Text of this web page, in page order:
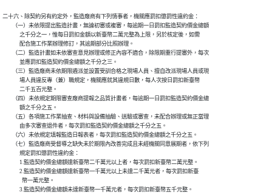
二十六、除契約另有約定外，監造廠商有下列情事者，機關應罰扣懲罰性違約金：
        （一）未依限提出監造計畫，無論初審或複審，每逾期一日罰扣監造契約價金總額
              之千分之一，惟每日罰扣金額以新臺幣二萬元整為上限，另於核定後，如需
              配合施工作業辦理修訂，其逾期部分比照辦理。
        （二）監造計畫如未依審查意見辦理或修正內容不適合，除限期重行提審外，每次
              並應罰扣監造契約價金總額之千分之三。
        （三）監造廠商未依期限遴派並設置受訓合格之現場人員、擅自改派現場人員或現
              場人員違反專（兼）職規定，機關應就其違規日數，每人次按日罰扣新臺幣
              二千五百元整。
        （四）未依規定期限審查廠商提報之品質計畫者，每逾期一日罰扣監造契約價金總
              額之千分之五。
        （五）各項施工作業抽查、材料與設備抽驗、送驗或審查，未配合辦理或無正當理
              由多次審查退件者，每次罰扣監造契約價金總額之千分之五。
        （六）未依規定填報監造日報表者，每次罰扣監造契約價金總額之千分之五。
        （七）監造廠商受督導之缺失未於期限內改善完成且未經機關同意展期者，依下列
              規定罰扣懲罰性違約金：
              1.監造契約價金總額達新臺幣二千萬元以上者，每次罰扣新臺幣二萬元整。
              2.監造契約價金總額達新臺幣一千萬元以上未達二千萬元者，每次罰扣新臺
                幣一萬元整。
              3.監造契約價金總額未達新臺幣一千萬元者，每次罰扣新臺幣五千元整。